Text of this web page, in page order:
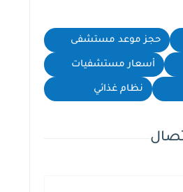
حجز موعد مستشفى
أسعار مستشفيات
نظام غذائي